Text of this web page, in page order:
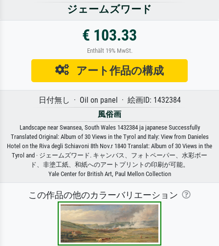
ジェームズワード
€ 103.33
Enthält 19% MwSt.
アート作品の構成
日付無し · Oil on panel · 絵画ID: 1432384
風俗画
Landscape near Swansea, South Wales 1432384 ja japanese Successfully
Translated Original: Album of 30 Views in the Tyrol and Italy: View from Danieles
Hotel on the Riva degli Schiavoni 8th Nov.r 1840 Translat: Album of 30 Views in the
Tyrol and · ジェームズワード. キャンバス、フォトペーパー、水彩ボー
ド、非塗工紙、和紙へのアートプリントの印刷が可能。
Yale Center for British Art, Paul Mellon Collection
この作品の他のカラーバリエーション